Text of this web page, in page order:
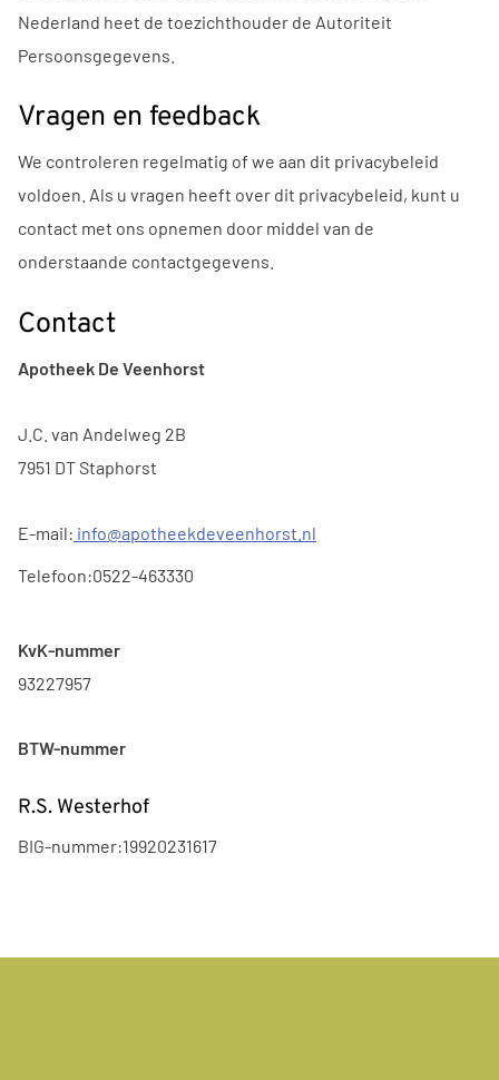
Nederland heet de toezichthouder de Autoriteit
Persoonsgegevens.
Vragen en feedback
We controleren regelmatig of we aan dit privacybeleid
voldoen. Als u vragen heeft over dit privacybeleid, kunt u
contact met ons opnemen door middel van de
onderstaande contactgegevens.
Contact
Apotheek De Veenhorst
J.C. van Andelweg 2B
7951 DT Staphorst
E-mail: info@apotheekdeveenhorst.nl
Telefoon:0522-463330
KvK-nummer
93227957
BTW-nummer
R.S. Westerhof
BIG-nummer:19920231617